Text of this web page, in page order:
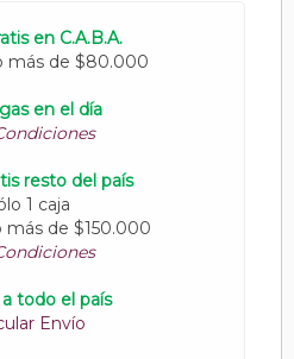
en C.A.B.A.
más de $80.000
en el día
resto del país
1 caja
más de $150.000
a todo el país
Envío